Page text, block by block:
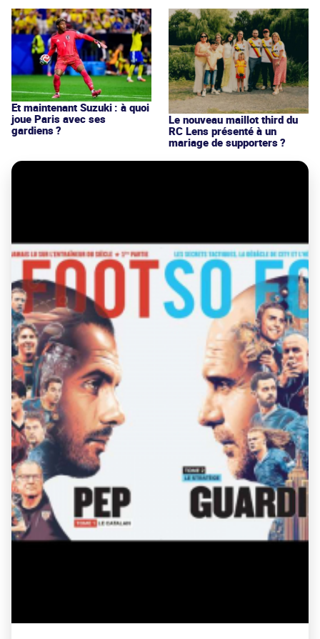
Et maintenant Suzuki : à quoi
joue Paris avec ses
gardiens ?
Le nouveau maillot third du
RC Lens présenté à un
mariage de supporters ?